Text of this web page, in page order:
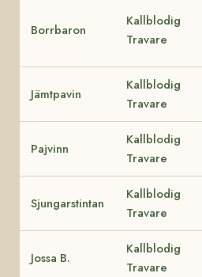
Borrbaron
Kallblodig
Travare
Jämtpavin
Kallblodig
Travare
Pajvinn
Kallblodig
Travare
Sjungarstintan
Kallblodig
Travare
Jossa B.
Kallblodig
Travare